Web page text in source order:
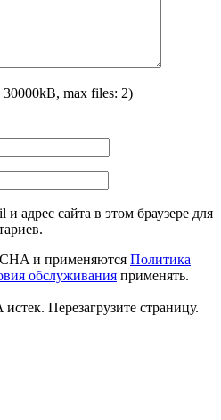
max files: 2)
адрес сайта в этом браузере для
и применяются Политика
обслуживания применять.
Перезагрузите страницу.